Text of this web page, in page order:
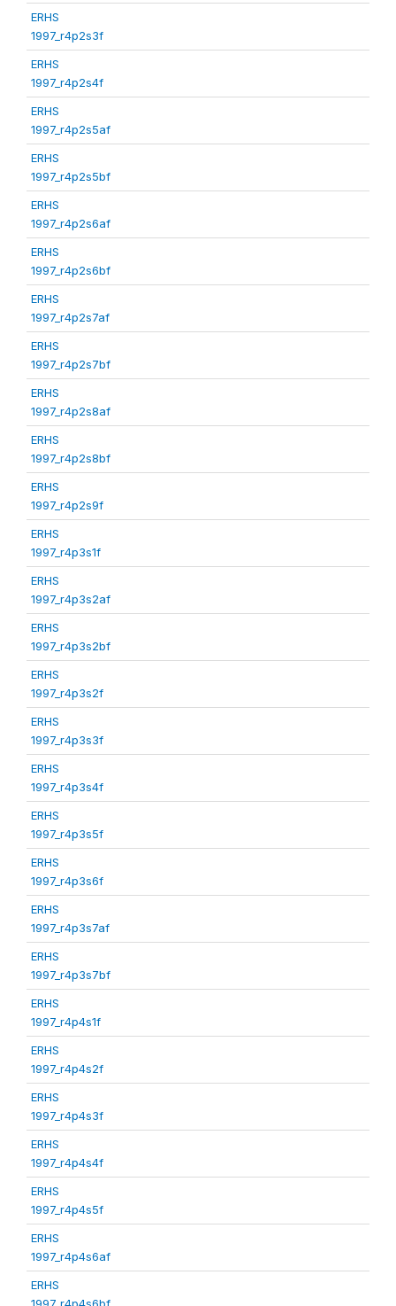
ERHS
1997_r4p2s3f
ERHS
1997_r4p2s4f
ERHS
1997_r4p2s5af
ERHS
1997_r4p2s5bf
ERHS
1997_r4p2s6af
ERHS
1997_r4p2s6bf
ERHS
1997_r4p2s7af
ERHS
1997_r4p2s7bf
ERHS
1997_r4p2s8af
ERHS
1997_r4p2s8bf
ERHS
1997_r4p2s9f
ERHS
1997_r4p3s1f
ERHS
1997_r4p3s2af
ERHS
1997_r4p3s2bf
ERHS
1997_r4p3s2f
ERHS
1997_r4p3s3f
ERHS
1997_r4p3s4f
ERHS
1997_r4p3s5f
ERHS
1997_r4p3s6f
ERHS
1997_r4p3s7af
ERHS
1997_r4p3s7bf
ERHS
1997_r4p4s1f
ERHS
1997_r4p4s2f
ERHS
1997_r4p4s3f
ERHS
1997_r4p4s4f
ERHS
1997_r4p4s5f
ERHS
1997_r4p4s6af
ERHS
1997_r4p4s6bf